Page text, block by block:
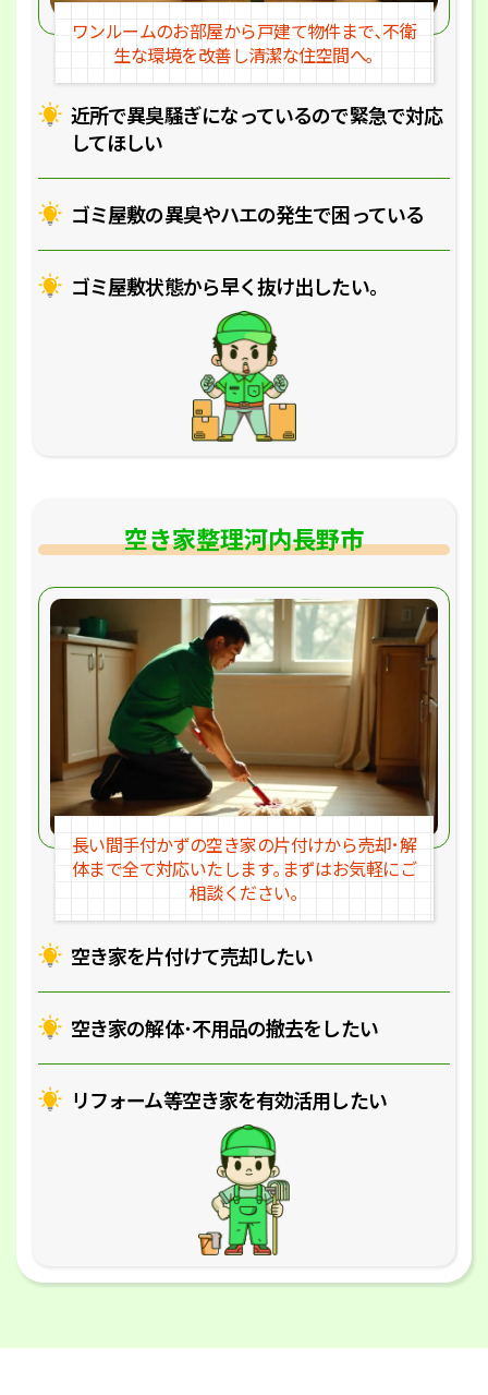
近所で異臭騒ぎになっているので緊急で対応
してほしい
ゴミ屋敷の異臭やハエの発生で困っている
ゴミ屋敷状態から早く抜け出したい｡
ワンルームのお部屋から戸建て物件まで､不衛
生な環境を改善し清潔な住空間へ｡
空き家整理河内長野市
空き家を片付けて売却したい
空き家の解体･不用品の撤去をしたい
リフォーム等空き家を有効活用したい
長い間手付かずの空き家の片付けから売却･解
体まで全て対応いたします｡ まずはお気軽にご
相談ください｡